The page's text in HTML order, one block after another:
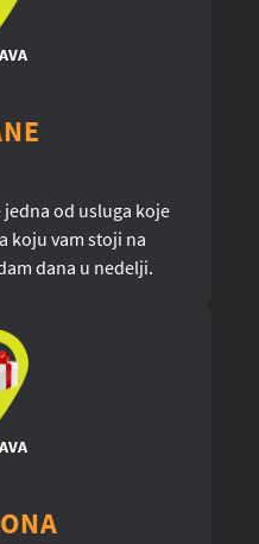
jedna od usluga koje
koju vam stoji na
dana u nedelji.